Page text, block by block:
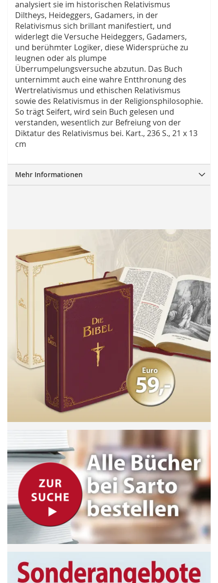
analysiert sie im historischen Relativismus
Diltheys, Heideggers, Gadamers, in der
Relativismus sich brillant manifestiert, und
widerlegt die Versuche Heideggers, Gadamers,
und berühmter Logiker, diese Widersprüche zu
leugnen oder als plumpe
Überrumpelungsversuche abzutun. Das Buch
unternimmt auch eine wahre Entthronung des
Wertrelativismus und ethischen Relativismus
sowie des Relativismus in der Religionsphilosophie.
So trägt Seifert, wird sein Buch gelesen und
verstanden, wesentlich zur Befreiung von der
Diktatur des Relativismus bei. Kart., 236 S., 21 x 13
cm
Mehr Informationen